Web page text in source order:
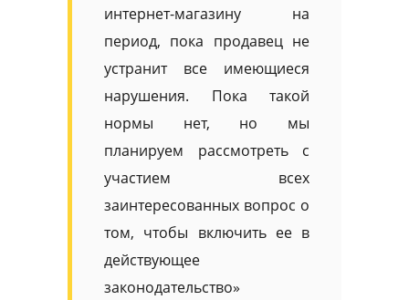
интернет-магазину на
период, пока продавец не
устранит все имеющиеся
нарушения. Пока такой
нормы нет, но мы
планируем рассмотреть с
участием всех
заинтересованных вопрос о
том, чтобы включить ее в
действующее
законодательство»